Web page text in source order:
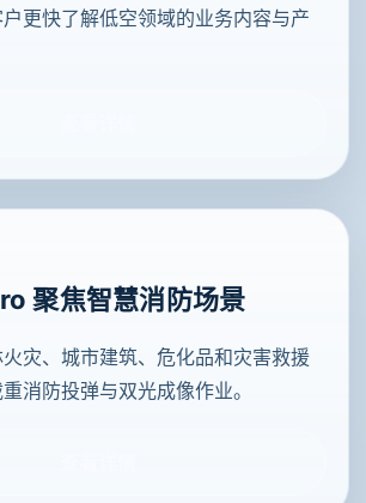
更快了解低空领域的业务内容与产
聚焦智慧消防场景
灾、城市建筑、危化品和灾害救援
消防投弹与双光成像作业。